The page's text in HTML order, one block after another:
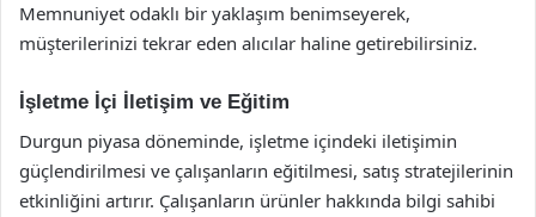
Memnuniyet odaklı bir yaklaşım benimseyerek,
müşterilerinizi tekrar eden alıcılar haline getirebilirsiniz.
İşletme İçi İletişim ve Eğitim
Durgun piyasa döneminde, işletme içindeki iletişimin
güçlendirilmesi ve çalışanların eğitilmesi, satış stratejilerinin
etkinliğini artırır. Çalışanların ürünler hakkında bilgi sahibi